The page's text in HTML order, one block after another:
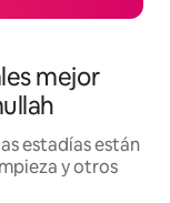
mejor
estadías están
y otros